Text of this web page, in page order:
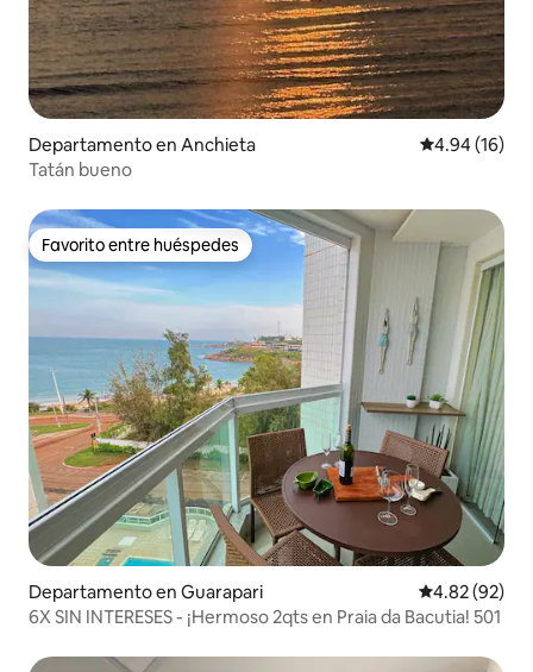
Departamento en Anchieta Calificación
4.94 (16)
Tatán bueno
Favorito entre huéspedes
Favorito entre huéspedes
Departamento en Guarapari Calificación
4.82 (92)
6X SIN INTERESES - ¡Hermoso 2qts en Praia da Bacutia! 501